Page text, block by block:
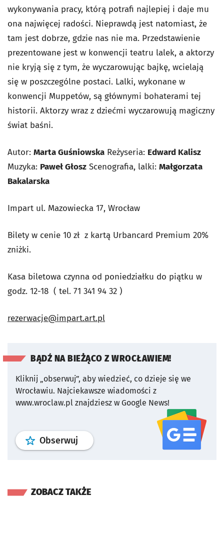
wykonywania pracy, którą potrafi najlepiej i daje mu
ona najwięcej radości. Nieprawdą jest natomiast, że
tam jest dobrze, gdzie nas nie ma. Przedstawienie
prezentowane jest w konwencji teatru lalek, a aktorzy
nie kryją się z tym, że wyczarowując bajkę, wcielają
się w poszczególne postaci. Lalki, wykonane w
konwencji Muppetów, są głównymi bohaterami tej
historii. Aktorzy wraz z dziećmi wyczarowują magiczny
świat baśni.
Autor: Marta Guśniowska Reżyseria: Edward Kalisz
Muzyka: Paweł Głosz Scenografia, lalki: Małgorzata
Bakalarska
Impart ul. Mazowiecka 17, Wrocław
Bilety w cenie 10 zł z kartą Urbancard Premium 20%
zniżki.
Kasa biletowa czynna od poniedziałku do piątku w
godz. 12-18 ( tel. 71 341 94 32 )
rezerwacje@impart.art.pl
BĄDŹ NA BIEŻĄCO Z WROCŁAWIEM!
Kliknij „obserwuj”, aby wiedzieć, co dzieje się we
Wrocławiu. Najciekawsze wiadomości z
www.wroclaw.pl znajdziesz w Google News!
Obserwuj profil serwisu
ZOBACZ TAKŻE